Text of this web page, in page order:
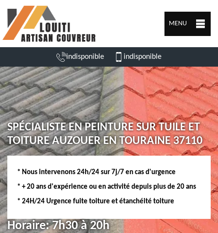
MENU
indisponible indisponible
SPÉCIALISTE EN PEINTURE SUR TUILE ET
TOITURE AUZOUER EN TOURAINE 37110
* Nous intervenons 24h/24 sur 7j/7 en cas d'urgence
* + 20 ans d'expérience ou en activité depuis plus de 20 ans
* 24H/24 Urgence fuite toiture et étanchéité toiture
Horaire:7h30 à 20h